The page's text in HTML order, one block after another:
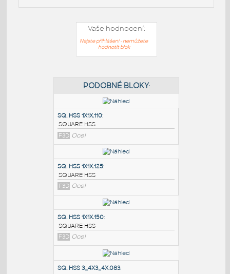
Vaše hodnocení:
Nejste přihlášeni - nemůžete
hodnotit blok
PODOBNÉ BLOKY:
SQ. HSS 1X1X.110:
SQUARE HSS
F3D Ocel
SQ. HSS 1X1X.125:
SQUARE HSS